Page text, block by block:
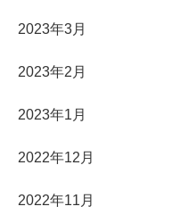
2023年3月
2023年2月
2023年1月
2022年12月
2022年11月